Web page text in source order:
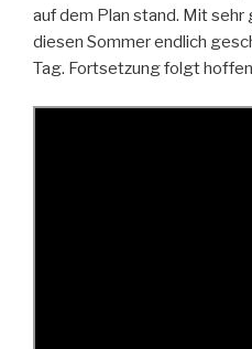
auf dem Plan stand. Mit sehr
diesen Sommer endlich
Tag. Fortsetzung folgt